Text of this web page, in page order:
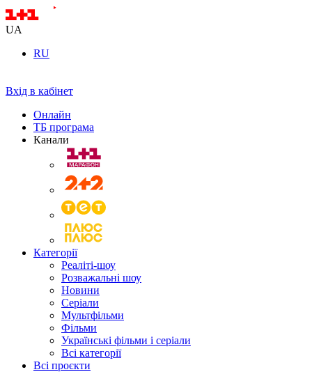
UA
RU
Вхід в кабінет
Онлайн
ТБ програма
Канали
Категорії
Реаліті-шоу
Розважальні шоу
Новини
Серіали
Мультфільми
Фільми
Українські фільми і серіали
Всі категорії
Всі проєкти